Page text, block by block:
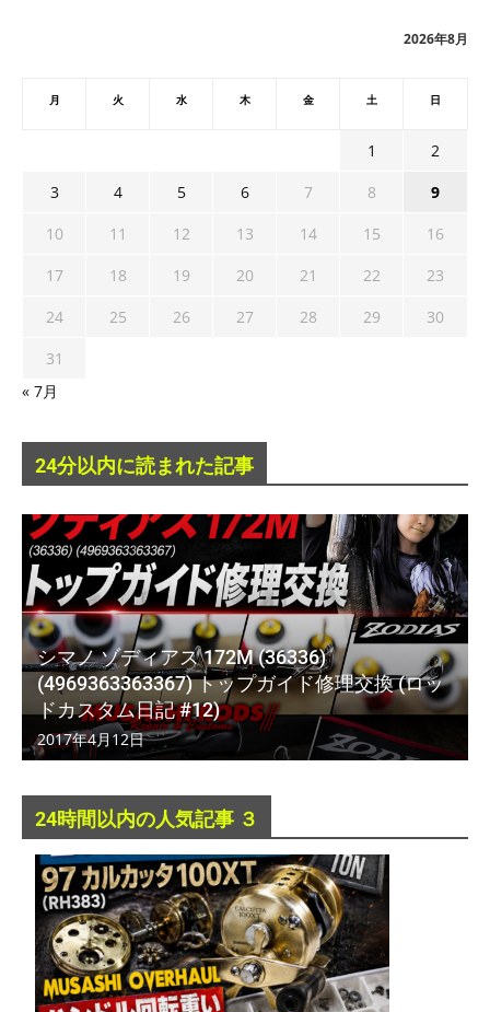
2026年8月
月 火 水 木 金 土 日
1
2
3
4 5 6 7 8
9
10
11 12 13 14 15
16
17
18 19 20 21 22
23
24
25 26 27 28 29
30
31
« 7月
24分以内に読まれた記事
シマノ ゾディアス 172M (36336)
(4969363363367) トップガイド修理交換 (ロッ
ドカスタム日記 #12)
2017年4月12日
24時間以内の人気記事 ３